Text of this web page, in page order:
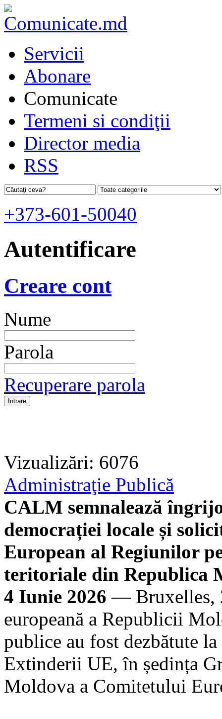
Servicii
Abonare
Comunicate
Termeni si condiţii
Director media
RSS
+373-601-50040
Autentificare
Creare cont
Nume
Parola
Recuperare parola
Vizualizări: 6076
Administraţie Publică
CALM semnalează
democrației locale și
European al Regiunilor
teritoriale din Republica
4 Iunie 2026 — Bruxelles,
europeană a Republicii
publice au fost dezbătute
Extinderii UE, în ședința
Moldova a Comitetului